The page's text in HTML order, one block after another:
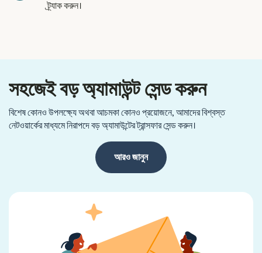
ট্র্যাক করুন।
সহজেই বড় অ্যামাউন্ট সেন্ড করুন
বিশেষ কোনও উপলক্ষ্যে অথবা আচমকা কোনও প্রয়োজনে, আমাদের বিশ্বস্ত
নেটওয়ার্কের মাধ্যমে নিরাপদে বড় অ্যামাউন্টের ট্রান্সফার সেন্ড করুন।
আরও জানুন